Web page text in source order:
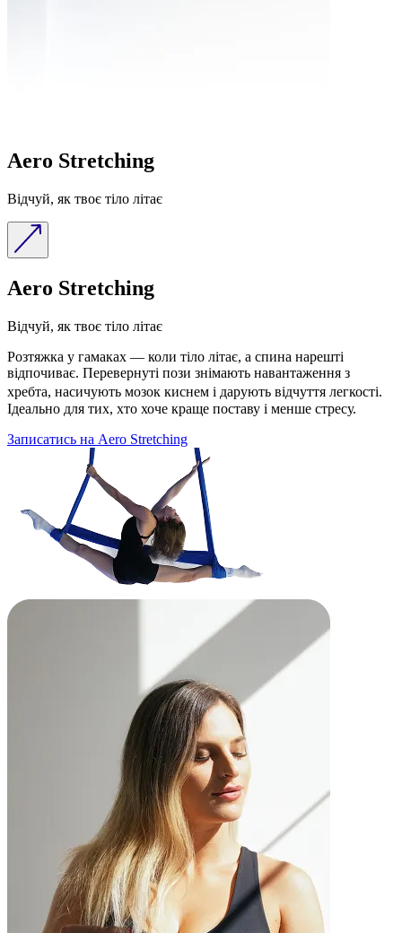
Aero Stretching
Відчуй, як твоє тіло літає
Aero Stretching
Відчуй, як твоє тіло літає
Розтяжка у гамаках — коли тіло літає, а спина нарешті
відпочиває. Перевернуті пози знімають навантаження з
хребта, насичують мозок киснем і дарують відчуття легкості.
Ідеально для тих, хто хоче краще поставу і менше стресу.
Записатись на Aero Stretching